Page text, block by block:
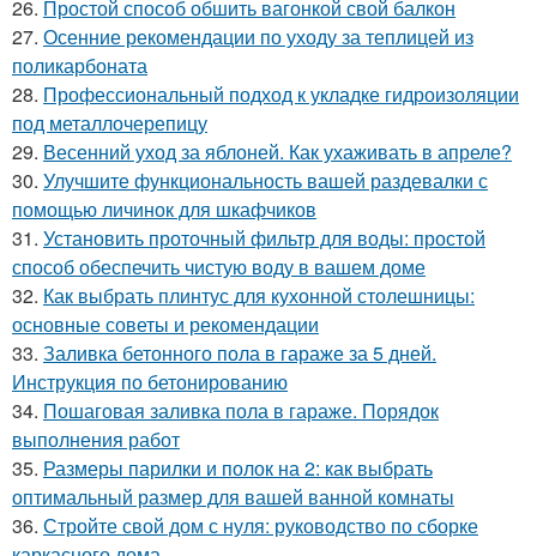
26. Простой способ обшить вагонкой свой балкон
27. Осенние рекомендации по уходу за теплицей из
поликарбоната
28. Профессиональный подход к укладке гидроизоляции
под металлочерепицу
29. Весенний уход за яблоней. Как ухаживать в апреле?
30. Улучшите функциональность вашей раздевалки с
помощью личинок для шкафчиков
31. Установить проточный фильтр для воды: простой
способ обеспечить чистую воду в вашем доме
32. Как выбрать плинтус для кухонной столешницы:
основные советы и рекомендации
33. Заливка бетонного пола в гараже за 5 дней.
Инструкция по бетонированию
34. Пошаговая заливка пола в гараже. Порядок
выполнения работ
35. Размеры парилки и полок на 2: как выбрать
оптимальный размер для вашей ванной комнаты
36. Стройте свой дом с нуля: руководство по сборке